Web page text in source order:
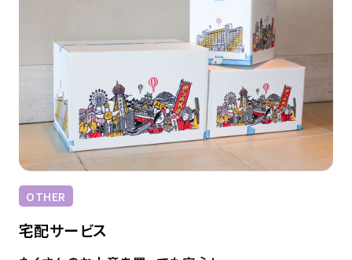
OTHER
宅配サービス